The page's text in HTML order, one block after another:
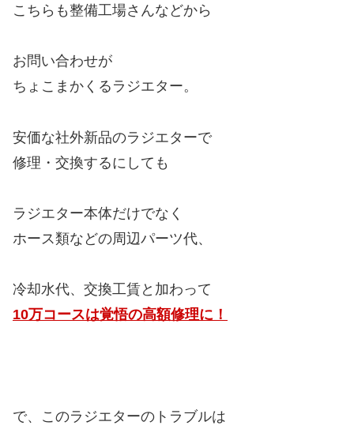
こちらも整備工場さんなどから
お問い合わせが
ちょこまかくるラジエター。
安価な社外新品のラジエターで
修理・交換するにしても
ラジエター本体だけでなく
ホース類などの周辺パーツ代、
冷却水代、交換工賃と加わって
10万コースは覚悟の高額修理に！
で、このラジエターのトラブルは